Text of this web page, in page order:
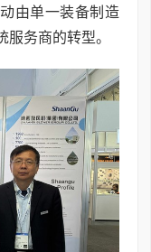
由单一装备制造
务商的转型。